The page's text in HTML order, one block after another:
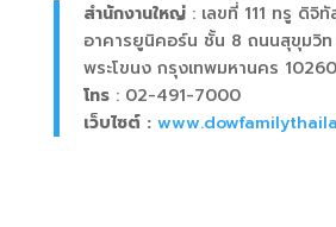
สำนักงานใหญ่: เลขที่ 111 ทรู ดิจิ
อาคารยูนิคอร์น ชั้น 8 ถนนสุขุมวิท
พระโขนง กรุงเทพมหานคร 10260
โทร: 02-491-7000
เว็บไซต์ :